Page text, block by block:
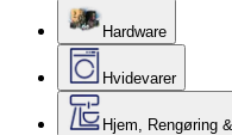
Hardware
Hvidevarer
Hjem, Rengøring